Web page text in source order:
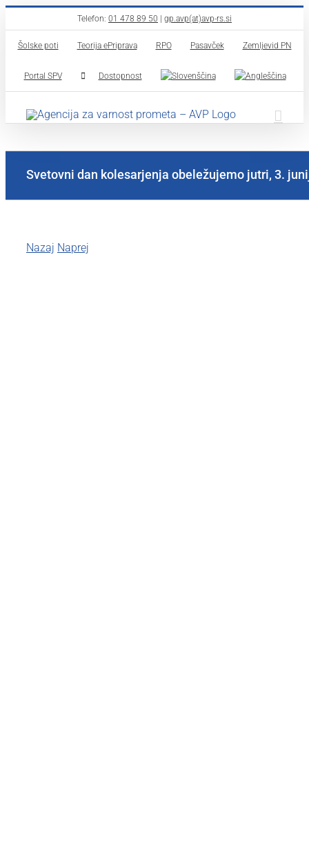
to
content
Telefon: 01 478 89 50 gp.avp(at)avp-rs.si
Šolske poti Teorija ePriprava RPO Pasavček Zemljevid PN
Portal SPV Dostopnost
Svetovni dan kolesarjenja obeležujemo jutri, 3.
Nazaj Naprej